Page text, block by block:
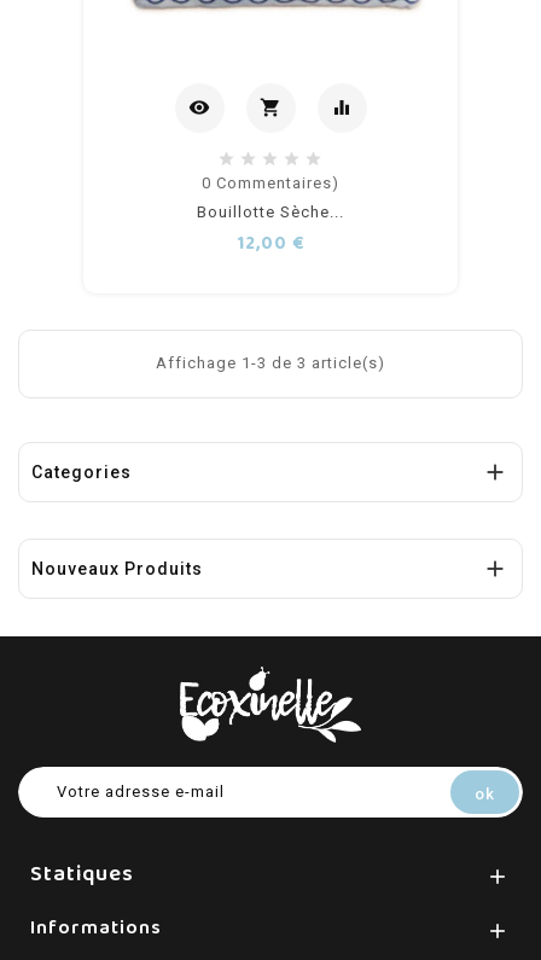
visibility shopping_cart
Ajouter
au
equalizer
0 Commentaires)
Bouillotte Sèche...
12,00 €
Affichage 1-3 de 3 article(s)
Categories 
Nouveaux Produits 
Statiques 
Informations 